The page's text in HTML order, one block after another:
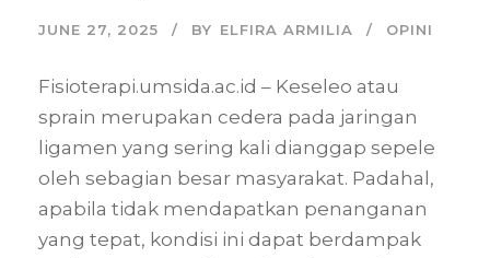
JUNE 27, 2025 BY ELFIRA ARMILIA OPINI
Fisioterapi.umsida.ac.id – Keseleo atau
sprain merupakan cedera pada jaringan
ligamen yang sering kali dianggap sepele
oleh sebagian besar masyarakat. Padahal,
apabila tidak mendapatkan penanganan
yang tepat, kondisi ini dapat berdampak